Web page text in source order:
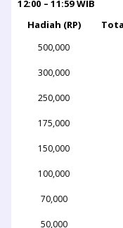
12:00 – 11:59 WIB
Hadiah (RP)
500,000
300,000
250,000
175,000
150,000
100,000
70,000
50,000